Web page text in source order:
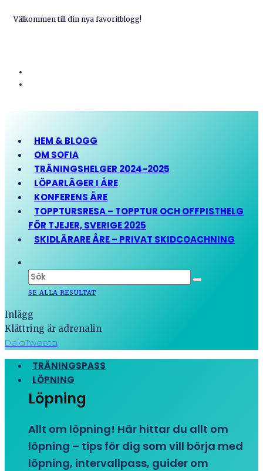
Välkommen till din nya favoritblogg!
HEM & BLOGG
OM SOFIA
TRÄNINGSHELGER 2024-2025
LÖPARLÄGER I ÅRE
KONFERENS ÅRE
TOPPTURSRESA – TOPPTUR OCH OFFPISTHELG
FÖR TJEJER, SVERIGE 2025
SKIDLÄRARE ÅRE – PRIVAT SKIDCOACHNING
SE ALLA RESULTAT
Inlägg
Klättring är adrenalin
DelaTweeta
TRÄNINGSPASS
LÖPNING
Löpning
Allt om löpning! Här hittar du allt om
löpning – tips för dig som vill börja med
löpning, intervallpass, guider om